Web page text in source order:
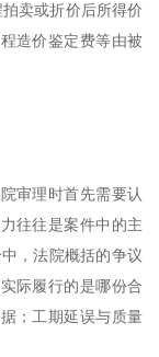
卖或折价后所得价
造价鉴定费等由被
审理时首先需要认
往往是案件中的主
，法院概括的争议
际履行的是哪份合
；工期延误与质量